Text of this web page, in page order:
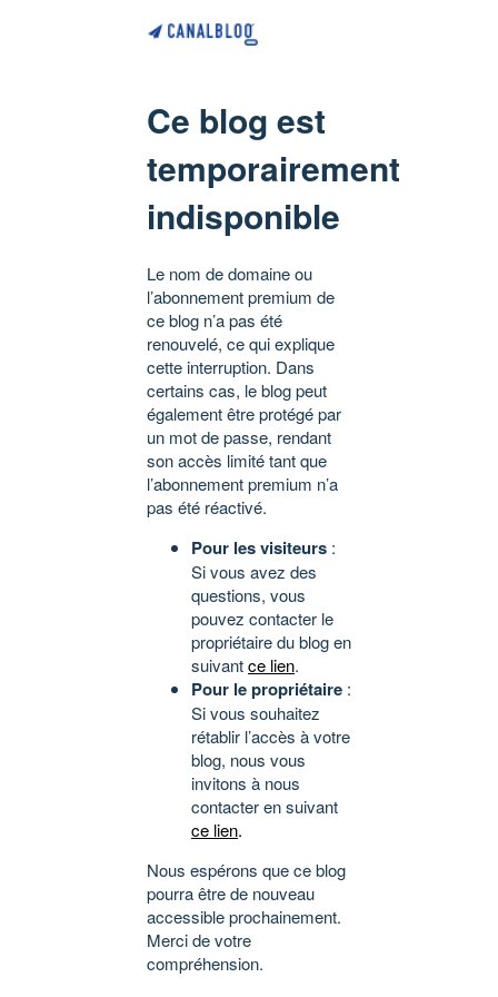
Ce blog est
temporairement
indisponible
Le nom de domaine ou
l’abonnement premium de
ce blog n’a pas été
renouvelé, ce qui explique
cette interruption. Dans
certains cas, le blog peut
également être protégé par
un mot de passe, rendant
son accès limité tant que
l’abonnement premium n’a
pas été réactivé.
Pour les visiteurs :
Si vous avez des
questions, vous
pouvez contacter le
propriétaire du blog en
suivantce lien.
Pour le propriétaire :
Si vous souhaitez
rétablir l’accès à votre
blog, nous vous
invitons à nous
contacter en suivant
ce lien.
Nous espérons que ce blog
pourra être de nouveau
accessible prochainement.
Merci de votre
compréhension.